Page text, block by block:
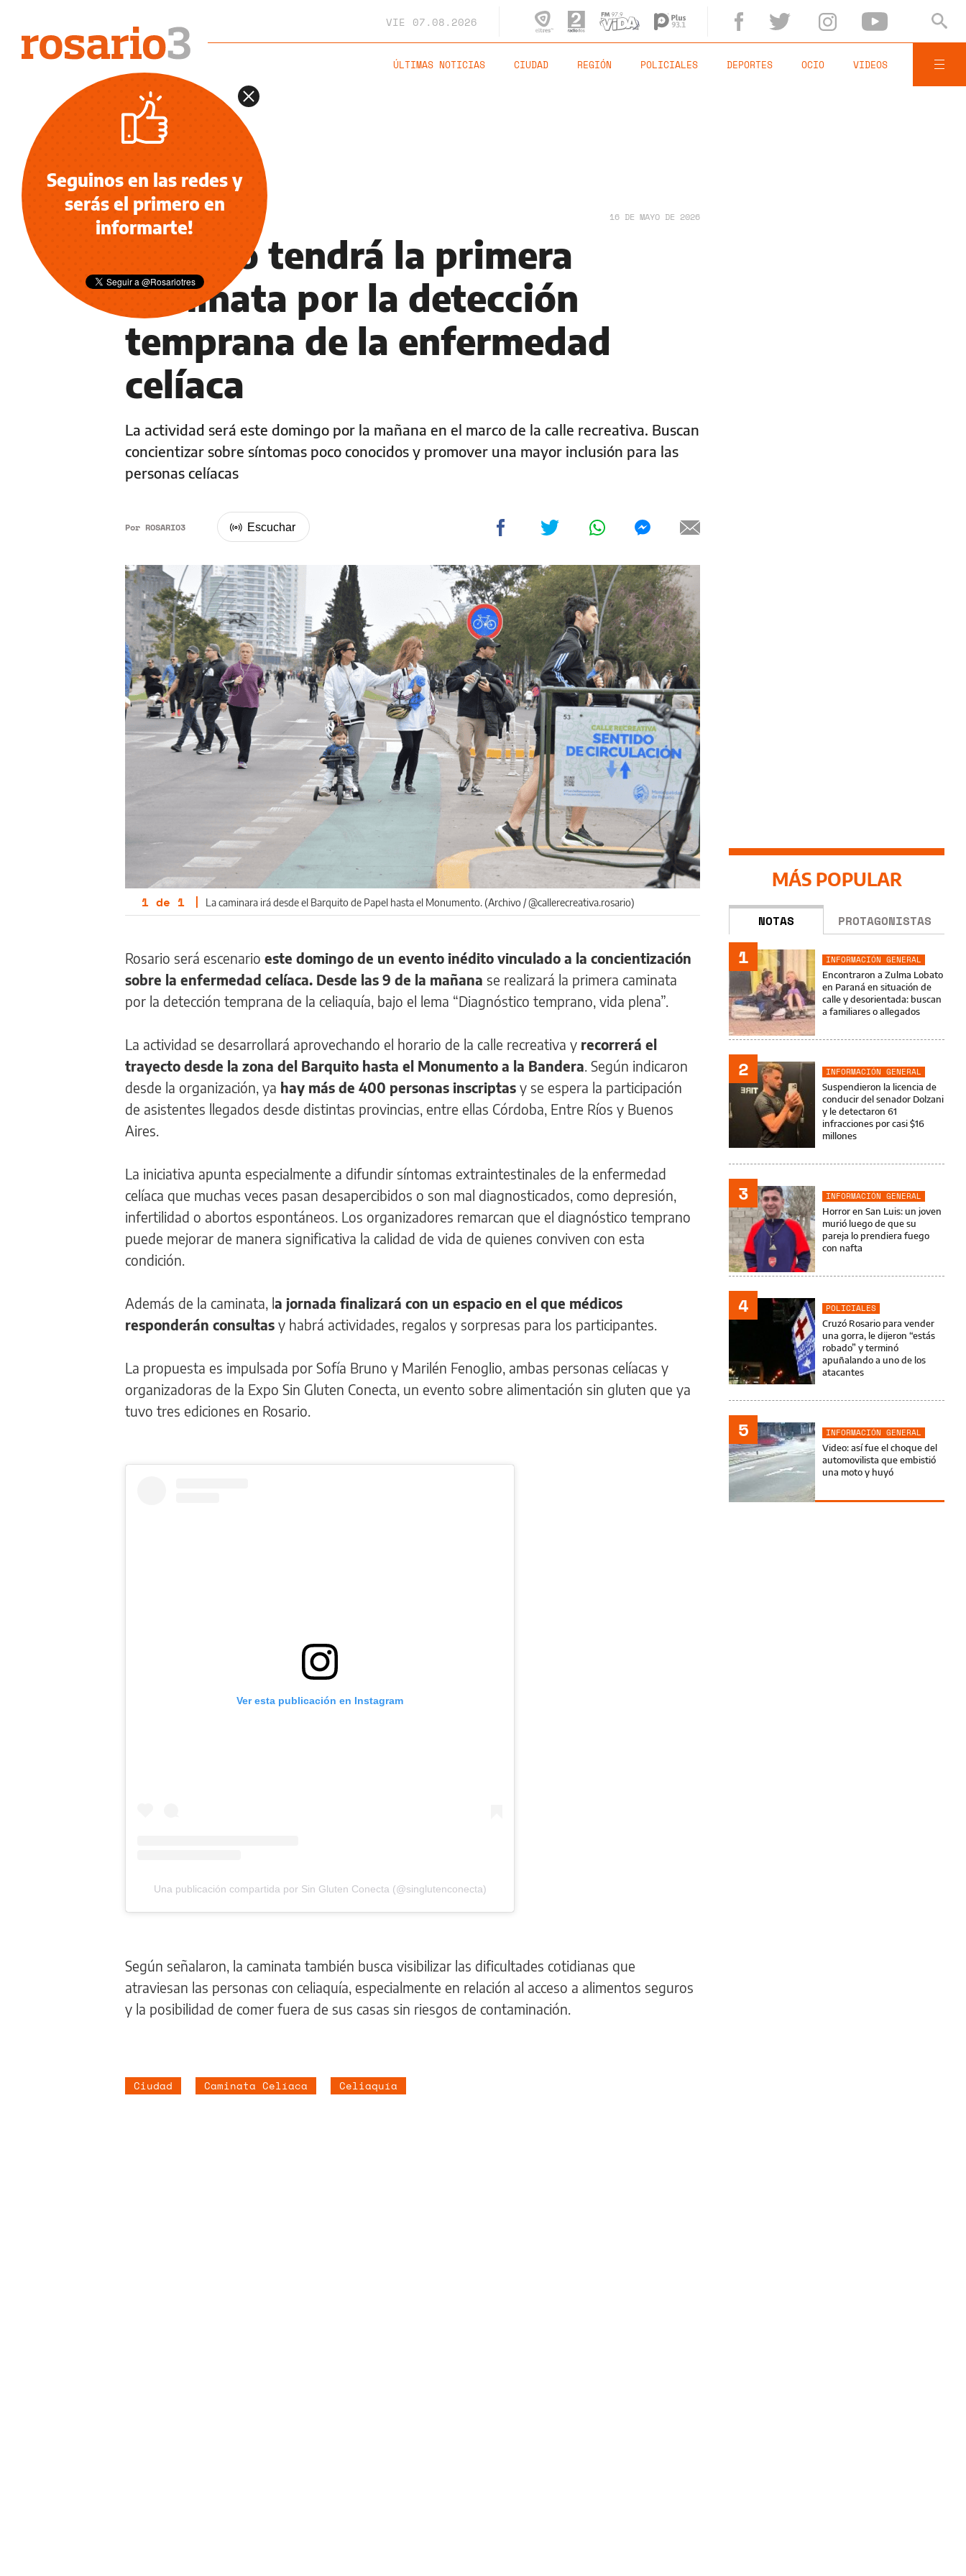
VIE 07.08.2026
ÚLTIMAS NOTICIAS CIUDAD REGIÓN POLICIALES DEPORTES OCIO VIDEOS
INFORMACIÓN GENERAL 16 DE MAYO DE 2026
Rosario tendrá la primera
caminata por la detección
temprana de la enfermedad
celíaca
La actividad será este domingo por la mañana en el marco de la calle recreativa. Buscan
concientizar sobre síntomas poco conocidos y promover una mayor inclusión para las
personas celíacas
Por ROSARIO3
1 de 1 | La caminara irá desde el Barquito de Papel hasta el Monumento. (Archivo / @callerecreativa.rosario)
Rosario será escenario este domingo de un evento inédito vinculado a la concientización
sobre la enfermedad celíaca. Desde las 9 de la mañana se realizará la primera caminata
por la detección temprana de la celiaquía, bajo el lema “Diagnóstico temprano, vida plena”.
La actividad se desarrollará aprovechando el horario de la calle recreativa y recorrerá el
trayecto desde la zona del Barquito hasta el Monumento a la Bandera. Según indicaron
desde la organización, ya hay más de 400 personas inscriptas y se espera la participación
de asistentes llegados desde distintas provincias, entre ellas Córdoba, Entre Ríos y Buenos
Aires.
La iniciativa apunta especialmente a difundir síntomas extraintestinales de la enfermedad
celíaca que muchas veces pasan desapercibidos o son mal diagnosticados, como depresión,
infertilidad o abortos espontáneos. Los organizadores remarcan que el diagnóstico temprano
puede mejorar de manera significativa la calidad de vida de quienes conviven con esta
condición.
Además de la caminata, la jornada finalizará con un espacio en el que médicos
responderán consultas y habrá actividades, regalos y sorpresas para los participantes.
La propuesta es impulsada por Sofía Bruno y Marilén Fenoglio, ambas personas celíacas y
organizadoras de la Expo Sin Gluten Conecta, un evento sobre alimentación sin gluten que ya
tuvo tres ediciones en Rosario.
Ver esta publicación en Instagram
Una publicación compartida por Sin Gluten Conecta (@singlutenconecta)
Según señalaron, la caminata también busca visibilizar las dificultades cotidianas que
atraviesan las personas con celiaquía, especialmente en relación al acceso a alimentos seguros
y la posibilidad de comer fuera de sus casas sin riesgos de contaminación.
Ciudad Caminata Celíaca Celiaquía
MÁS POPULAR
NOTAS PROTAGONISTAS
1
INFORMACIÓN GENERAL
Encontraron a Zulma Lobato
en Paraná en situación de
calle y desorientada: buscan
a familiares o allegados
2
INFORMACIÓN GENERAL
Suspendieron la licencia de
conducir del senador Dolzani
y le detectaron 61
infracciones por casi $16
millones
3
INFORMACIÓN GENERAL
Horror en San Luis: un joven
murió luego de que su
pareja lo prendiera fuego
con nafta
4
POLICIALES
Cruzó Rosario para vender
una gorra, le dijeron “estás
robado” y terminó
apuñalando a uno de los
atacantes
5
INFORMACIÓN GENERAL
Video: así fue el choque del
automovilista que embistió
una moto y huyó
Seguinos en las redes y
serás el primero en
informarte!